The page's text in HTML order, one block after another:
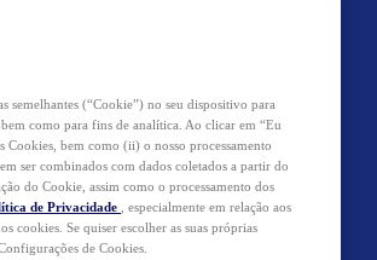
semelhantes (“Cookie”) no seu dispositivo para
como para fins de analítica. Ao clicar em “Eu
bem como (ii) o nosso processamento
ser combinados com dados coletados a partir do
do Cookie, assim como o processamento dos
de Privacidade
, especialmente em relação aos
cookies. Se quiser escolher as suas próprias
de Cookies.